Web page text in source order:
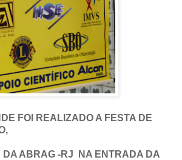
FOI REALIZADO A FESTA DE
ABRAG -RJ NA ENTRADA DA